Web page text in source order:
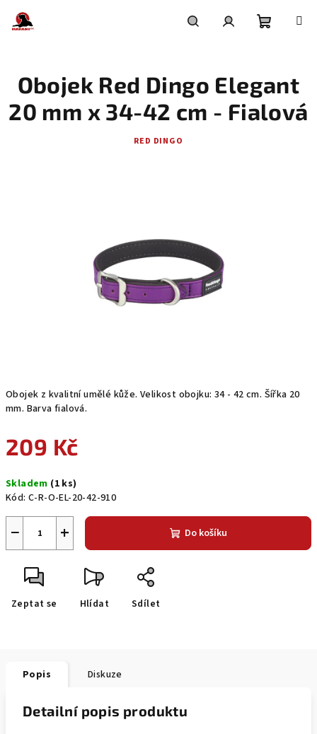
obsah
košík
Obojek z kvalitní umělé kůže. Velikost obojku: 34 - 42 cm. Šířka 20
mm. Barva fialová.
209 Kč
cena:
Skladem (1 ks)
Kód: C-R-O-EL-20-42-910
+
− Do košíku
Zeptat se Hlídat Sdílet
Obojek Red Dingo Elegant
20 mm x 34-42 cm - Fialová
RED DINGO
Popis Diskuze
Detailní popis produktu